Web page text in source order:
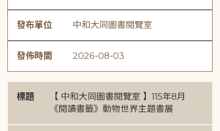
發布單位 中和大同圖書閱覽室
發佈時間 2026-08-03
標題
【 中和大同圖書閱覽室 】115年8月
《閱讀書籤》動物世界主題書展